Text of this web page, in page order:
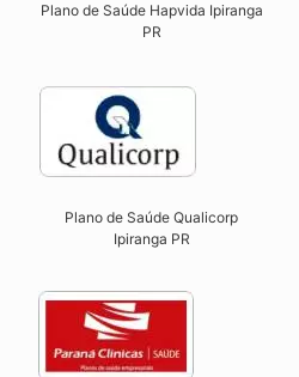
Plano de Saúde Hapvida Ipiranga
PR​
Plano de Saúde Qualicorp
Ipiranga PR​